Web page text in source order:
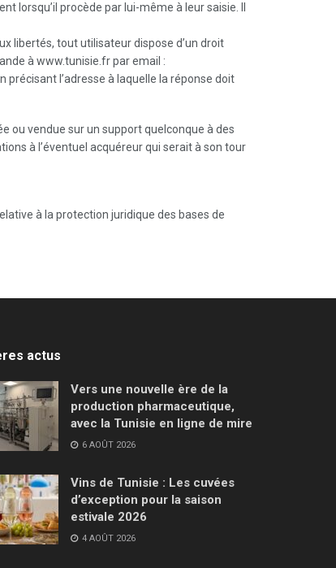
lorsqu’il procède par lui-même à leur saisie. Il
libertés, tout utilisateur dispose d’un droit
à www.tunisie.fr par email :
précisant l’adresse à laquelle la réponse doit
ou vendue sur un support quelconque à des
à l’éventuel acquéreur qui serait à son tour
à la protection juridique des bases de
actus
Vers une nouvelle ère de la
production pharmaceutique,
avec la Tunisie en ligne de mire
6 AOÛT 2026
Vins de Tunisie : Les cuvées
d’exception pour la saison
estivale 2026
4 AOÛT 2026